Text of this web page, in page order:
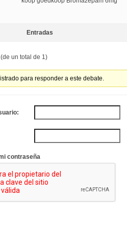
Entradas
un total de 1)
para responder a este debate.
contraseña